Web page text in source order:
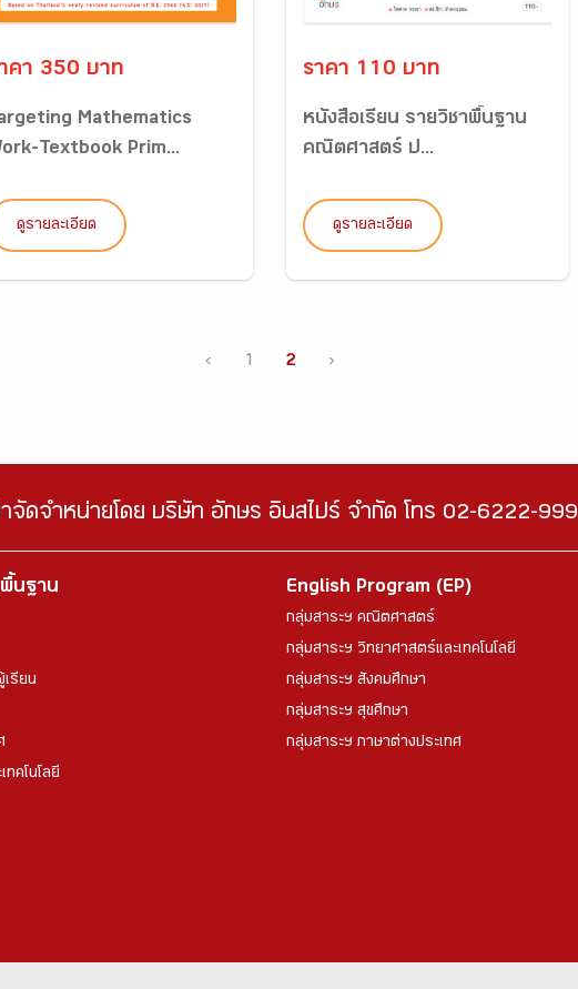
คา 350 บาท
Mathematics
Textbook Prim...
ดูรายละเอียด
ราคา 110 บาท
หนังสือเรียน รายวิชาพื้นฐาน
คณิตศาสตร์ ป...
ดูรายละเอียด
‹ 1 2 ›
จัดจำหน่ายโดย บริษัท อักษร อินสไปร์ จำกัด โทร 02-6222-999
นฐาน
รียน
คโนโลยี
English Program (EP)
กลุ่มสาระฯ คณิตศาสตร์
กลุ่มสาระฯ วิทยาศาสตร์และเทคโนโลยี
กลุ่มสาระฯ สังคมศึกษา
กลุ่มสาระฯ สุขศึกษา
กลุ่มสาระฯ ภาษาต่างประเทศ